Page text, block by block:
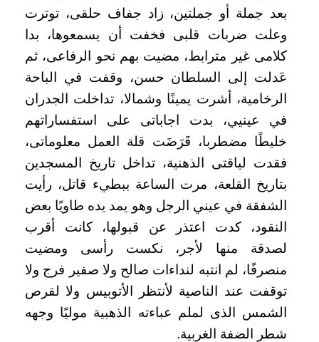
بعد جملة أو جملتين، زاد جفاف حلقى، توترت
وعلت ضربات قلبى فخفت أن يسمعوها، بدا
كلامى غير مترابط، مضيت بهم نحو الرفاعى، ثم
عَدلت إلى السلطان حسن، وقفت في الباحة
الرخامية، أشرت يمينًا وشمالا، تداخلت الجدران
في عينيي، بدت اجاباتى على استفساراتهم
خليطًا مضطربا، قَرَضَت قلة العمل معلوماتى،
فقدت لياقتى الذهنية، تداخل تاريخ المسجدين
بتاريخ القلعة، مرت الساعة ببطيء قاتل، رأيت
الشفقة في عيني الرجل وهو يمد يده طاويًا بعض
النقود، كدت اعتذر عن قبولها، كانت أقرب
لصدقة منها لأجر، نكست رأسى ومضيت
منصرفًا، لم انتبه لنداءات صالح ولا صفير فرج ولا
توقفت عند الناصية لأنتظر الأتوبيس ولا لقرص
الشمس الذى لملم عباءته الذهبية موليًا وجهه
شطر الضفة الغربية.